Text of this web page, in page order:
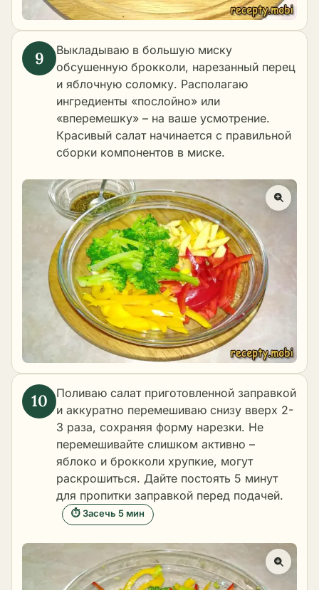
Выкладываю в большую миску
обсушенную брокколи, нарезанный перец
и яблочную соломку. Располагаю
ингредиенты «послойно» или
«вперемешку» – на ваше усмотрение.
Красивый салат начинается с правильной
сборки компонентов в миске.
Поливаю салат приготовленной заправкой
и аккуратно перемешиваю снизу вверх 2-
3 раза, сохраняя форму нарезки. Не
перемешивайте слишком активно –
яблоко и брокколи хрупкие, могут
раскрошиться. Дайте постоять 5 минут
для пропитки заправкой перед подачей.
⏱ Засечь 5 мин